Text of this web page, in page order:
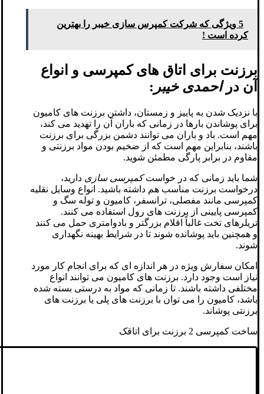
5 ویژگی که شرکت کمپرس سازی خیبر را بهترین
کرده است !
برزنت برای اتاق های کمپرسی و انواع
آن دراحمدی خیبر :
با نزدیک شدن به پاییز و زمستان، داشتن برزنت های کامیون
برای پوشاندن بارها در زمانی که باران آن را تهدید می کند،
مهم است. باد و باران می توانند دشمن بزرگی برای برزنت
باشند، بنابراین مهم است که از ضخیم بودن مواد برزنتی و
مقاوم در برابر پارگی مطمئن شوید.
شما باید زمانی که در خواستکمپرسی سازی دارید،
درخواست برزنت مناسب هم داشته باشید. انواع وسایل نقلیه
کمپرسی مانند مفصلی، ترانسفر، کامیون و توله سگ و
کمپرسی پایینی از برزنت های رول استفاده می کنند.
تریلرهای تخت غالباً اقلام بزرگتر و بادوامتری حمل می کنند
و همچنین باید پوشانده شوند تا در شرایط بهینه نگهداری
شوند.
امکان سفارش ویژه در هر اندازه ای که برای انجام کار مورد
نیاز است وجود دارد. برزنت های کامیون می توانند انواع
مختلفی داشته باشند. تا زمانی که مواد به درستی بسته شده
باشد، کامیون را می توان با برزنت های پلی یا برزنت های
برزنتی پوشاند.
ساخت کمپرسی 2 برزنت برای اتاقک